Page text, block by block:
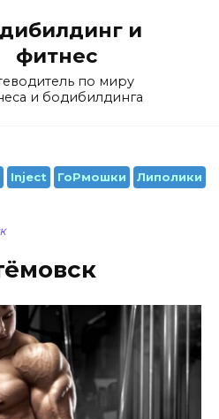
и
фитнес
по миру
и бодибилдинга
Inject ГоРмошки Липолики